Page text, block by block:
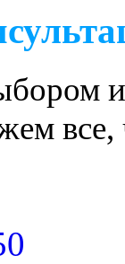
все,